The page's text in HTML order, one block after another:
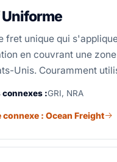
fret unique qui
en couvrant une
Unis. Couramment
connexes :GRI, NRA
connexe : Ocean Freight